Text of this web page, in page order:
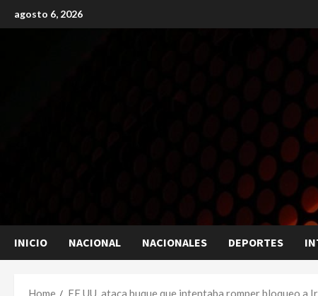
to
agosto 6, 2026
INICIO NACIONAL NACIONALES DEPORTES
Home EE.UU. ataca buque que intentaba romper bloqueo a